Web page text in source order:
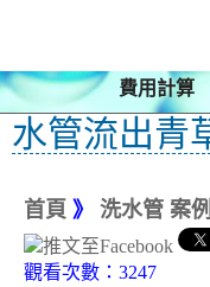
費用計算
水管流出青
首頁 》 洗水管 案例
觀看次數：3247